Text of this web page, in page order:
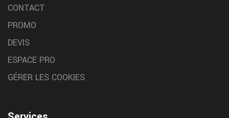
CONTACT
PROMO
DEVIS
ESPACE PRO
GÉRER LES COOKIES